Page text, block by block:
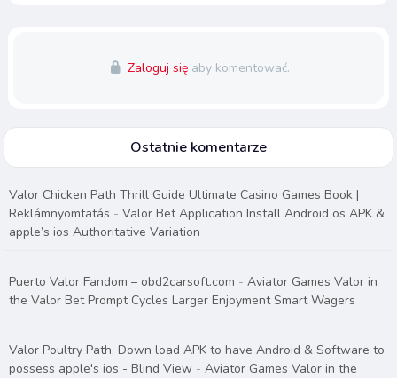
Zaloguj się aby komentować.
Ostatnie komentarze
Valor Chicken Path Thrill Guide Ultimate Casino Games Book |
Reklámnyomtatás -Valor Bet Application Install Android os APK &
apple’s ios Authoritative Variation
Puerto Valor Fandom – obd2carsoft.com -Aviator Games Valor in
the Valor Bet Prompt Cycles Larger Enjoyment Smart Wagers
Valor Poultry Path, Down load APK to have Android & Software to
possess apple's ios - Blind View -Aviator Games Valor in the